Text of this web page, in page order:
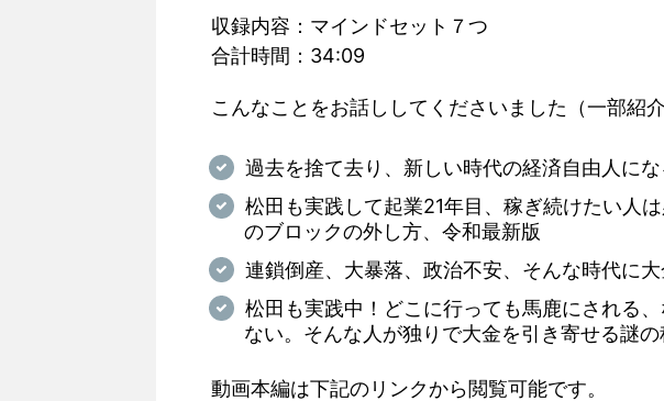
収録内容：マインドセット７つ
合計時間：34:09
こんなことをお話ししてくださいました（一部紹介
過去を捨て去り、新しい時代の経済自由人に
松田も実践して起業21年目、稼ぎ続けたい人
のブロックの外し方、令和最新版
連鎖倒産、大暴落、政治不安、そんな時代に
松田も実践中！どこに行っても馬鹿にされる
ない。そんな人が独りで大金を引き寄せる謎
動画本編は下記のリンクから閲覧可能です。